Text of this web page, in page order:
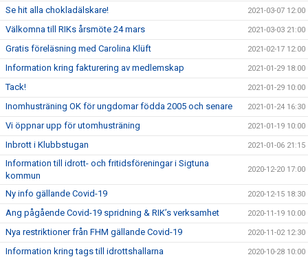
Se hit alla chokladälskare! 2021-03-07 12:00
Välkomna till RIKs årsmöte 24 mars 2021-03-03 21:00
Gratis föreläsning med Carolina Klüft 2021-02-17 12:00
Information kring fakturering av medlemskap 2021-01-29 18:00
Tack! 2021-01-29 10:00
Inomhusträning OK för ungdomar födda 2005 och senare 2021-01-24 16:30
Vi öppnar upp för utomhusträning 2021-01-19 10:00
Inbrott i Klubbstugan 2021-01-06 21:15
Information till idrott- och fritidsföreningar i Sigtuna
kommun
2020-12-20 17:00
Ny info gällande Covid-19 2020-12-15 18:30
Ang pågående Covid-19 spridning & RIK’s verksamhet 2020-11-19 10:00
Nya restriktioner från FHM gällande Covid-19 2020-11-02 12:30
Information kring tags till idrottshallarna 2020-10-28 10:00